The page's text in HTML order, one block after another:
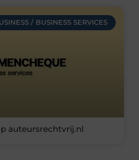
/ BUSINESS SERVICES
auteursrechtvrij.nl